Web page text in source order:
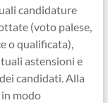
candidature
(voto palese,
o qualificata),
astensioni e
candidati. Alla
modo